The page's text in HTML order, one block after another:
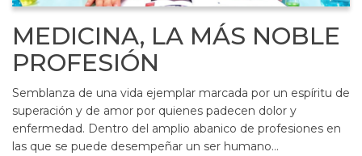
MEDICINA, LA MÁS NOBLE
PROFESIÓN
Semblanza de una vida ejemplar marcada por un espíritu de
superación y de amor por quienes padecen dolor y
enfermedad. Dentro del amplio abanico de profesiones en
las que se puede desempeñar un ser humano…